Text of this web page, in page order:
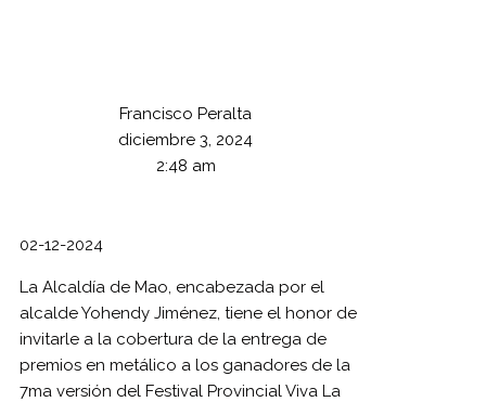
Francisco Peralta
diciembre 3, 2024
2:48 am
02-12-2024
La Alcaldía de Mao, encabezada por el
alcalde Yohendy Jiménez, tiene el honor de
invitarle a la cobertura de la entrega de
premios en metálico a los ganadores de la
7ma versión del Festival Provincial Viva La